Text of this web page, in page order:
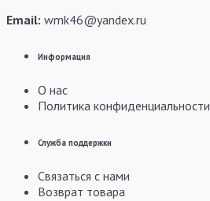
Email: wmk46@yandex.ru
Информация
О нас
Политика конфиденциальности
Служба поддержки
Связаться с нами
Возврат товара